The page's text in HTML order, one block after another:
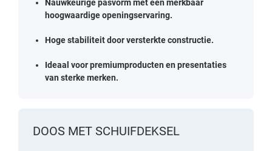
Nauwkeurige pasvorm met een merkbaar
hoogwaardige openingservaring.
Hoge stabiliteit door versterkte constructie.
Ideaal voor premiumproducten en presentaties
van sterke merken.
DOOS MET SCHUIFDEKSEL